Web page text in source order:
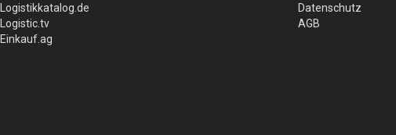
Logistikkatalog.de
Logistic.tv
Einkauf.ag
Datenschutz
AGB